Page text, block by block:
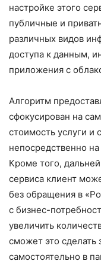
настройке этого
публичные и
различных видов
доступа к данным,
приложения с
Алгоритм
сфокусирован на
стоимость услуги и
непосредственно
Кроме того,
сервиса клиент
без обращения в
с бизнес-
увеличить
сможет это сделать
самостоятельно в